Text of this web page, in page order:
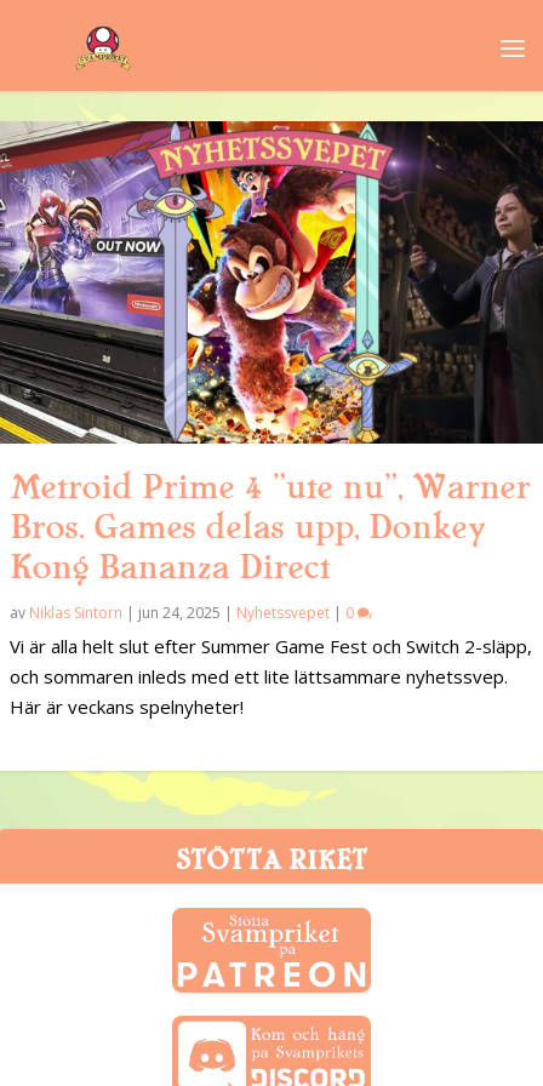
Metroid Prime 4 ”ute nu”, Warner
Bros. Games delas upp, Donkey
Kong Bananza Direct
av Niklas Sintorn | jun 24, 2025 | Nyhetssvepet | 0
Vi är alla helt slut efter Summer Game Fest och Switch 2-släpp,
och sommaren inleds med ett lite lättsammare nyhetssvep.
Här är veckans spelnyheter!
STÖTTA RIKET